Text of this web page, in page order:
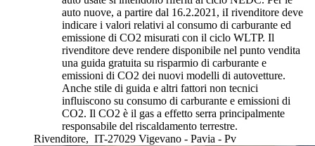
auto nuove, a partire dal 16.2.2021, iI rivenditore deve
indicare i valori relativi al consumo di carburante ed
emissione di CO2 misurati con il ciclo WLTP. Il
rivenditore deve rendere disponibile nel punto vendita
una guida gratuita su risparmio di carburante e
emissioni di CO2 dei nuovi modelli di autovetture.
Anche stile di guida e altri fattori non tecnici
influiscono su consumo di carburante e emissioni di
CO2. Il CO2 è il gas a effetto serra principalmente
responsabile del riscaldamento terrestre.
Rivenditore, IT-27029 Vigevano - Pavia - Pv